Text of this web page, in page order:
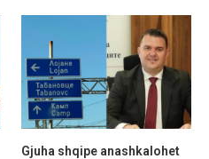
Gjuha shqipe anashkalohet